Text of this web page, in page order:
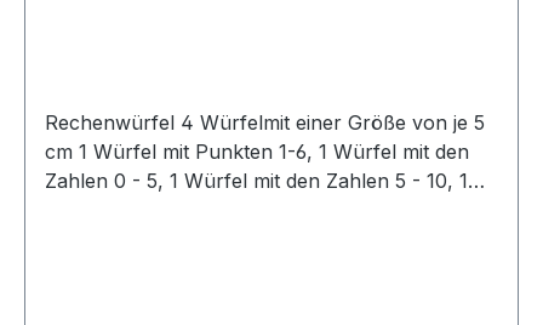
Rechenwürfel 4 Würfelmit einer Größe von je 5
cm 1 Würfel mit Punkten 1-6, 1 Würfel mit den
Zahlen 0 - 5, 1 Würfel mit den Zahlen 5 - 10, 1